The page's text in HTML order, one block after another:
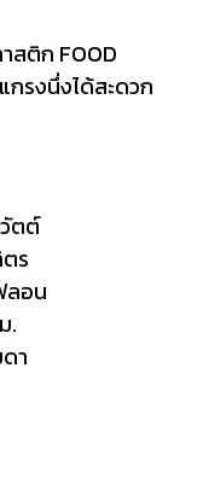
สติก FOOD
กรงนึ่งได้สะดวก
ต์
อน
.
า